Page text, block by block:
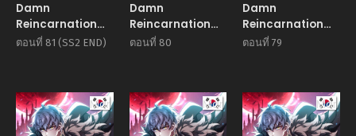
Damn
Reincarnation
ชีวิตใหม่ของนักรบผู้
ตอนที่ 81 (SS2 END)
Damn
Reincarnation
ชีวิตใหม่ของนักรบผู้
ตอนที่ 80
Damn
Reincarnation
ชีวิตใหม่ของนักรบผู้
ตอนที่ 79
Manhwa Manhwa